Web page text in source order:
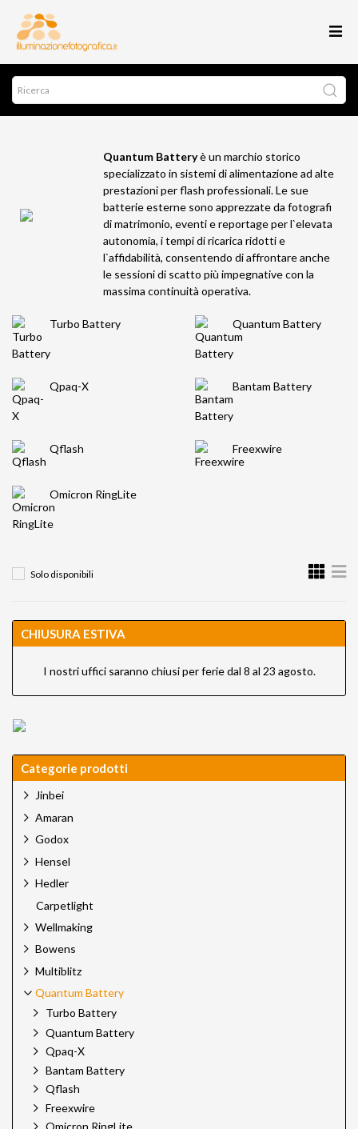
Quantum Batteryè un marchio storico
specializzato in sistemi di alimentazione ad alte
prestazioni per flash professionali. Le sue
batterie esterne sono apprezzate da fotografi
di matrimonio, eventi e reportage per l`elevata
autonomia, i tempi di ricarica ridotti e
l`affidabilità, consentendo di affrontare anche
le sessioni di scatto più impegnative con la
massima continuità operativa.
Turbo Battery Quantum Battery
Qpaq-X Bantam Battery
Qflash Freexwire
Omicron RingLite
Solo disponibili
CHIUSURA ESTIVA
I nostri uffici saranno chiusi per ferie dal 8 al 23 agosto.
Categorie prodotti
Jinbei
Amaran
Godox
Hensel
Hedler
Carpetlight
Wellmaking
Bowens
Multiblitz
Quantum Battery
Turbo Battery
Quantum Battery
Qpaq-X
Bantam Battery
Qflash
Freexwire
Omicron RingLite